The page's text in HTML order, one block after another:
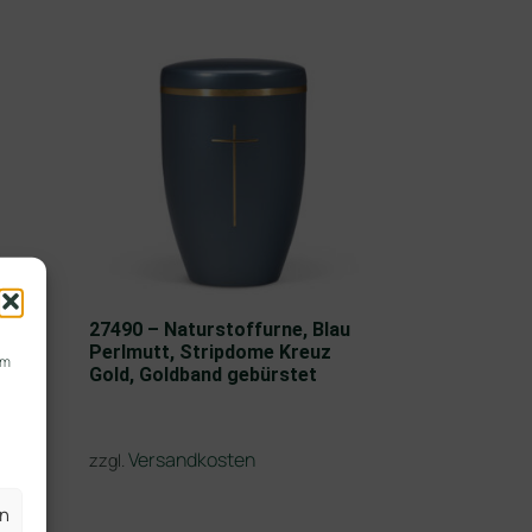
27490 – Naturstoffurne, Blau
Perlmutt, Stripdome Kreuz
Gold, Goldband gebürstet
zzgl.Versandkosten